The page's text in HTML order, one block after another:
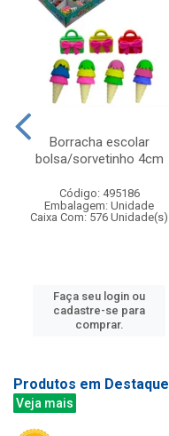
Borracha escolar
bolsa/sorvetinho 4cm
Código: 495186
Embalagem: Unidade
Caixa Com: 576 Unidade(s)
Faça seu login ou
cadastre-se para
comprar.
Produtos em Destaque
Veja mais